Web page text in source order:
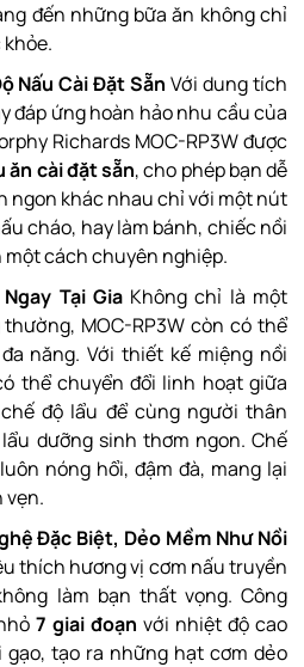
đến những bữa ăn không chỉ
Nấu Cài Đặt Sẵn Với dung tích
đáp ứng hoàn hảo nhu cầu của
Richards MOC-RP3W được
ăn cài đặt sẵn, cho phép bạn dễ
ngon khác nhau chỉ với một nút
cháo, hay làm bánh, chiếc nồi
cách chuyên nghiệp.
Tại GiaKhông chỉ là một
MOC-RP3W còn có thể
năng. Với thiết kế miệng nồi
thể chuyển đổi linh hoạt giữa
độ lẩu để cùng người thân
dưỡng sinh thơm ngon. Chế
nóng hổi, đậm đà, mang lại
vẹn.
Đặc Biệt, Dẻo Mềm Như Nồi
thích hương vị cơm nấu truyền
làm bạn thất vọng. Công
7 giai đoạn với nhiệt độ cao
tạo ra những hạt cơm dẻo